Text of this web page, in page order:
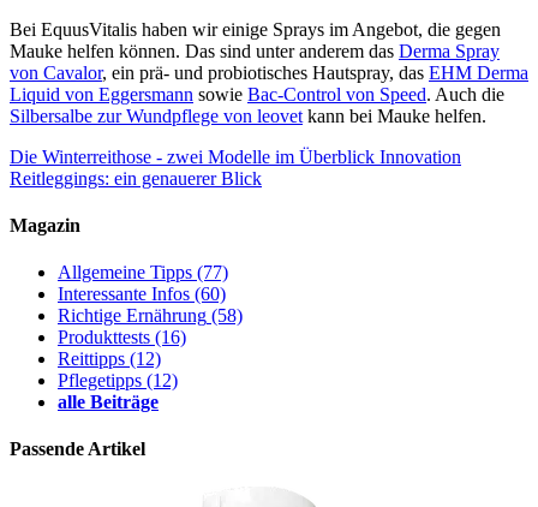
Bei EquusVitalis haben wir einige Sprays im Angebot, die gegen
Mauke helfen können. Das sind unter anderem das Derma Spray
von Cavalor, ein prä- und probiotisches Hautspray, das EHM Derma
Liquid von Eggersmann sowie Bac-Control von Speed. Auch die
Silbersalbe zur Wundpflege von leovet kann bei Mauke helfen.
Die Winterreithose - zwei Modelle im Überblick Innovation
Reitleggings: ein genauerer Blick
Magazin
Allgemeine Tipps (77)
Interessante Infos (60)
Richtige Ernährung (58)
Produkttests (16)
Reittipps (12)
Pflegetipps (12)
alle Beiträge
Passende Artikel